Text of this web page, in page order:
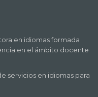
en idiomas formada
en el ámbito docente
servicios en idiomas para